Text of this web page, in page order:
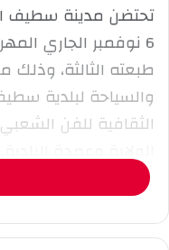
تحتضن مدينة سطيف
6 نوفمبر الجاري
طبعته الثالثة، وذلك
والسياحة لبلدية
الثقافية للفن
الولاية وعمدة البلدية.
وحسب محافظ
الفن الشعبي